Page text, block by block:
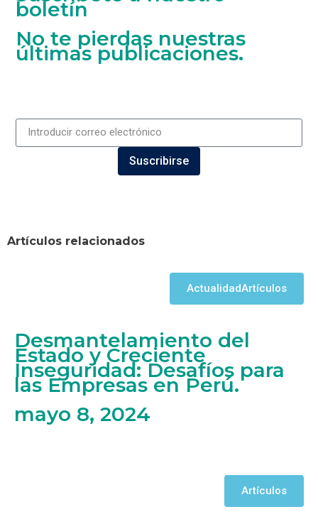
boletín
No te pierdas nuestras
últimas publicaciones.
Suscribirse
Artículos relacionados
ActualidadArtículos
Desmantelamiento del
Estado y Creciente
Inseguridad: Desafíos para
las Empresas en Perú.
mayo 8, 2024
Artículos